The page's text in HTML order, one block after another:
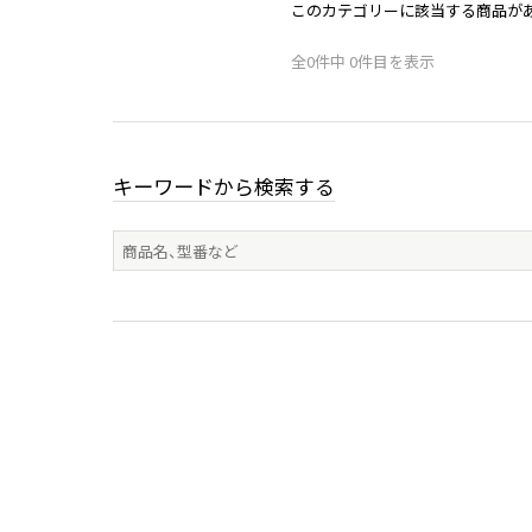
このカテゴリーに該当する商品が
全0件中 0件目を表示
キーワードから検索する